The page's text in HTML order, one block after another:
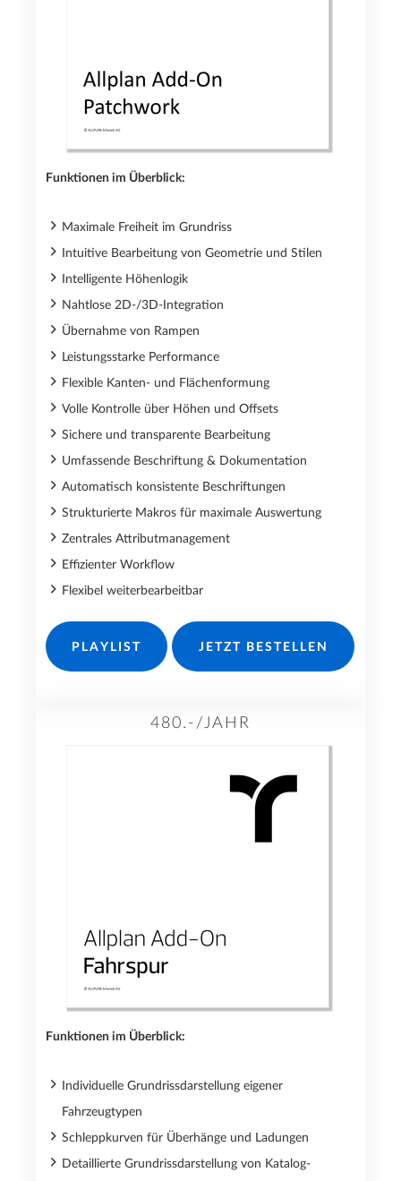
Funktionen im Überblick:
Maximale Freiheit im Grundriss
Intuitive Bearbeitung von Geometrie und Stilen
Intelligente Höhenlogik
Nahtlose 2D-/3D-Integration
Übernahme von Rampen
Leistungsstarke Performance
Flexible Kanten- und Flächenformung
Volle Kontrolle über Höhen und Offsets
Sichere und transparente Bearbeitung
Umfassende Beschriftung & Dokumentation
Automatisch konsistente Beschriftungen
Strukturierte Makros für maximale Auswertung
Zentrales Attributmanagement
Effizienter Workflow
Flexibel weiterbearbeitbar
PLAYLIST JETZT BESTELLEN
480.-/JAHR
Funktionen im Überblick:
Individuelle Grundrissdarstellung eigener
Fahrzeugtypen
Schleppkurven für Überhänge und Ladungen
Detaillierte Grundrissdarstellung von Katalog-